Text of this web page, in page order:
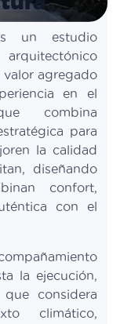
un estudio
agregado
en el
combina
para
la calidad
diseñando
confort,
con el
la ejecución,
considera
climático,